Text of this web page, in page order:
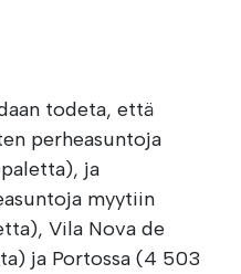
todeta, että
perheasuntoja
ja
myytiin
Vila Nova de
ja Portossa (4 503